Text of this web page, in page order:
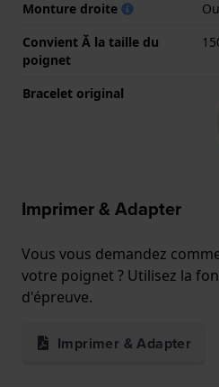
Monture droite
Convient Ă la taille du
poignet
Bracelet original
Imprimer & Adapter
Vous vous demandez
votre poignet ? Utilisez la
d'épreuve.
Imprimer & Adapter